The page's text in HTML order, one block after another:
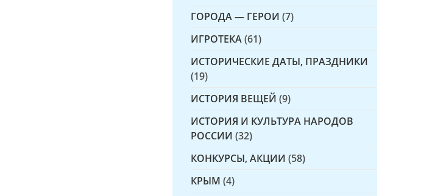
ГОРОДА — ГЕРОИ (7)
ИГРОТЕКА(61)
ИСТОРИЧЕСКИЕ ДАТЫ, ПРАЗДНИКИ
(19)
ИСТОРИЯ ВЕЩЕЙ (9)
ИСТОРИЯ И КУЛЬТУРА НАРОДОВ
РОССИИ (32)
КОНКУРСЫ, АКЦИИ (58)
КРЫМ (4)